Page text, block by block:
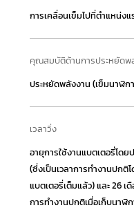
การเคลื่อนเข็มไปที่ตำแหน่ง
คุณสมบัติด้านการประหยัดพ
ประหยัดพลังงาน (เข็มนาฬิก
เวลาวิ่ง
อายุการใช้งานแบตเตอรี่โด
(ซึ่งเป็นเวลาการทำงานปก
แบตเตอรี่เต็มแล้ว) และ 26 เ
การทำงานปกติเมื่อเก็บนาฬิ